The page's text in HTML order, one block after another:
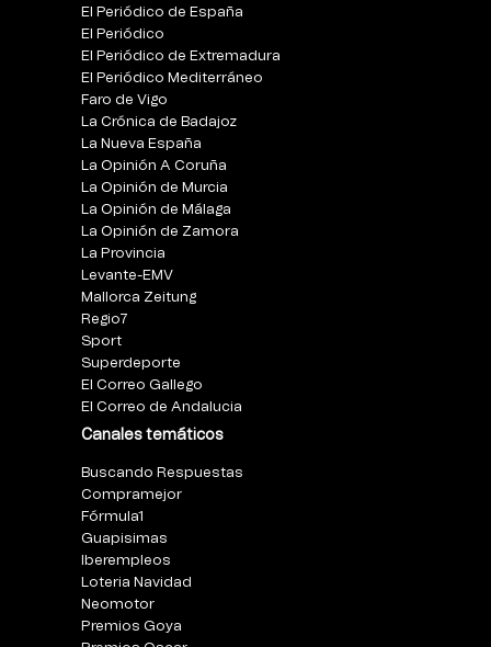
El Periódico de España
El Periódico
El Periódico de Extremadura
El Periódico Mediterráneo
Faro de Vigo
La Crónica de Badajoz
La Nueva España
La Opinión A Coruña
La Opinión de Murcia
La Opinión de Málaga
La Opinión de Zamora
La Provincia
Levante-EMV
Mallorca Zeitung
Regio7
Sport
Superdeporte
El Correo Gallego
El Correo de Andalucia
Canales temáticos
Buscando Respuestas
Compramejor
Fórmula1
Guapisimas
Iberempleos
Loteria Navidad
Neomotor
Premios Goya